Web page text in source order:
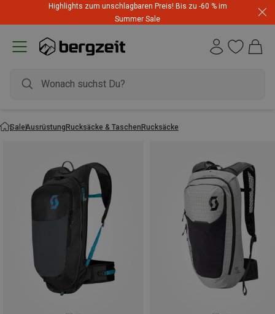
Highlights zum unschlagbaren Preis! Bis zu -60 % im
Summer Sale
SaleAusrüstungRucksäcke & TaschenRucksäcke